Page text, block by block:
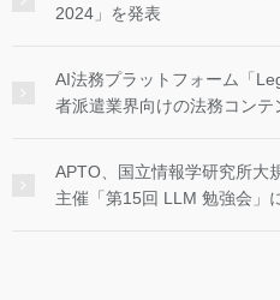
2024」を発表
AI法務プラットフォーム「
者派遣業界向けの法務コンテ
APTO、国立情報学研究所大
主催「第15回 LLM 勉強会」